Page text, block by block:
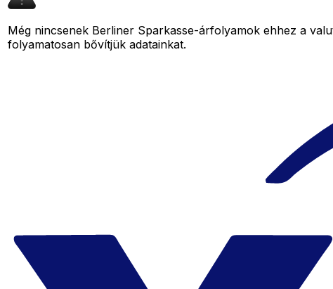
Még nincsenek Berliner Sparkasse-árfolyamok ehhez a
folyamatosan bővítjük adatainkat.